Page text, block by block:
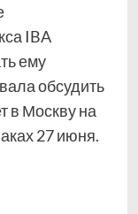
IBA
ему
обсудить
в Москву на
27 июня.